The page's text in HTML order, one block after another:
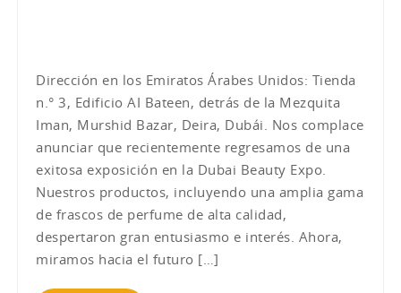
Dirección en los Emiratos Árabes Unidos: Tienda
n.° 3, Edificio AI Bateen, detrás de la Mezquita
Iman, Murshid Bazar, Deira, Dubái. Nos complace
anunciar que recientemente regresamos de una
exitosa exposición en la Dubai Beauty Expo.
Nuestros productos, incluyendo una amplia gama
de frascos de perfume de alta calidad,
despertaron gran entusiasmo e interés. Ahora,
miramos hacia el futuro […]